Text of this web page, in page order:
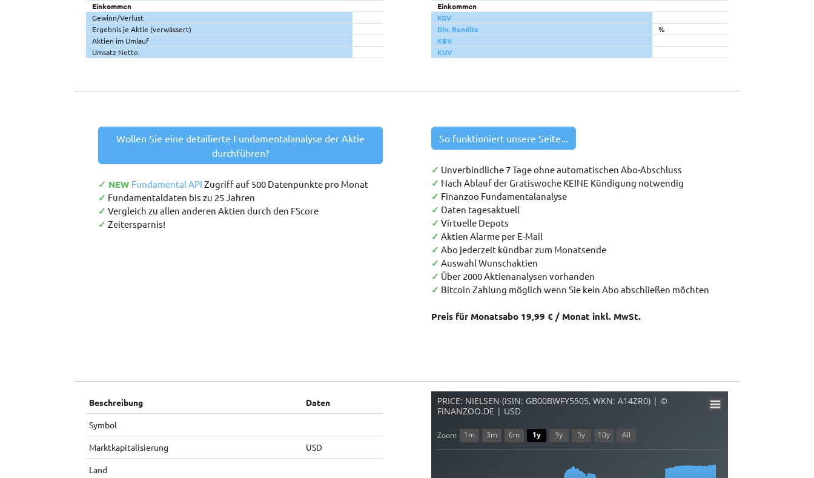
Einkommen
Gewinn/Verlust
Ergebnis je Aktie (verwässert)
Aktien im Umlauf
Umsatz Netto
Einkommen
KGV
Div. Rendite
%
KBV
KUV
Wollen Sie eine detailierte Fundamentalanalyse der Aktie
durchführen?
✓ NEW Fundamental API Zugriff auf 500 Datenpunkte pro Monat
✓ Fundamentaldaten bis zu 25 Jahren
✓ Vergleich zu allen anderen Aktien durch den FScore
✓ Zeitersparnis!
So funktioniert unsere Seite...
✓ Unverbindliche 7 Tage ohne automatischen Abo-Abschluss
✓ Nach Ablauf der Gratiswoche KEINE Kündigung notwendig
✓ Finanzoo Fundamentalanalyse
✓ Daten tagesaktuell
✓ Virtuelle Depots
✓ Aktien Alarme per E-Mail
✓ Abo jederzeit kündbar zum Monatsende
✓ Auswahl Wunschaktien
✓ Über 2000 Aktienanalysen vorhanden
✓ Bitcoin Zahlung möglich wenn Sie kein Abo abschließen möchten
Preis für Monatsabo 19,99 € / Monat inkl. MwSt.
Beschreibung Daten
Symbol
Marktkapitalisierung USD
Land
PRICE: NIELSEN (ISIN: GB00BWFY5505, WKN: A14ZR0) | ©
FINANZOO.DE | USD
Zoom 1m 3m 6m 1y 3y 5y 10y All